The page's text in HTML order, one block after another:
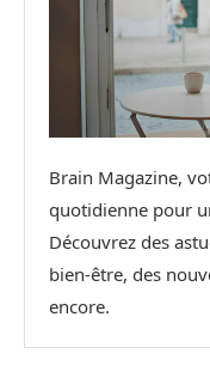
Brain Magazine,
quotidienne pour
Découvrez des
bien-être, des
encore.